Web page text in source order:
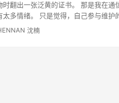
翻出一张泛黄的证书。 那是我在
多情绪。 只是觉得，自己参与维
沈楠